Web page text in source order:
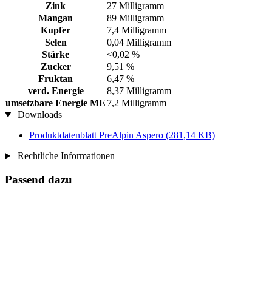
Zink
27 Milligramm
Mangan
89 Milligramm
Kupfer
7,4 Milligramm
Selen
0,04 Milligramm
Stärke
<0,02 %
Zucker
9,51 %
Fruktan
6,47 %
verd. Energie
8,37 Milligramm
umsetzbare Energie ME 7,2 Milligramm
Downloads
Produktdatenblatt PreAlpin Aspero (281,14 KB)
Rechtliche Informationen
Passend dazu